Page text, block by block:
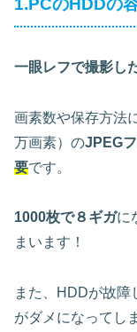
1.PCのHDDの
一眼レフで撮影し
画素数や保存方法
万画素）のJPEG
要です。
1000枚で８ギガに
まいます！
また、HDDが故障
がダメになってし